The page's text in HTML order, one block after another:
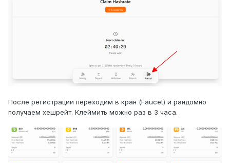
После регистрации переходим в кран (Faucet) и рандомно
получаем хешрейт. Клеймить можно раз в 3 часа.